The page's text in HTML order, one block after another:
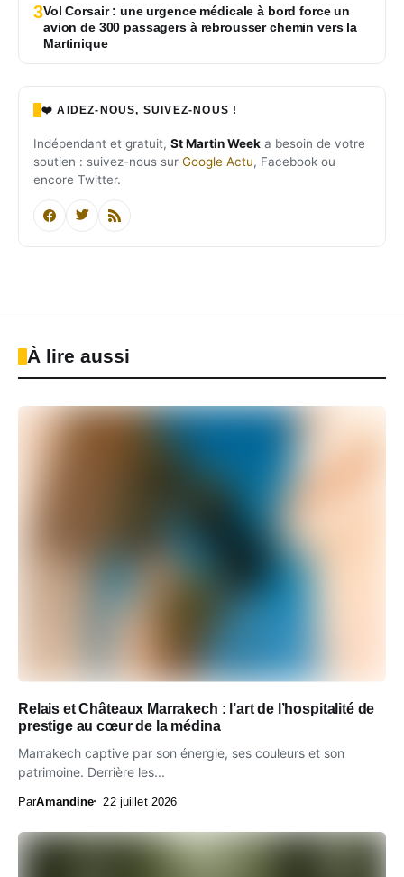
3Vol Corsair : une urgence médicale à bord force un
avion de 300 passagers à rebrousser chemin vers la
Martinique
❤️ AIDEZ-NOUS, SUIVEZ-NOUS !
Indépendant et gratuit, St Martin Week a besoin de votre
soutien : suivez-nous sur Google Actu, Facebook ou
encore Twitter.
À lire aussi
Relais et Châteaux Marrakech : l’art de l’hospitalité de
prestige au cœur de la médina
Marrakech captive par son énergie, ses couleurs et son
patrimoine. Derrière les...
ParAmandine 22 juillet 2026